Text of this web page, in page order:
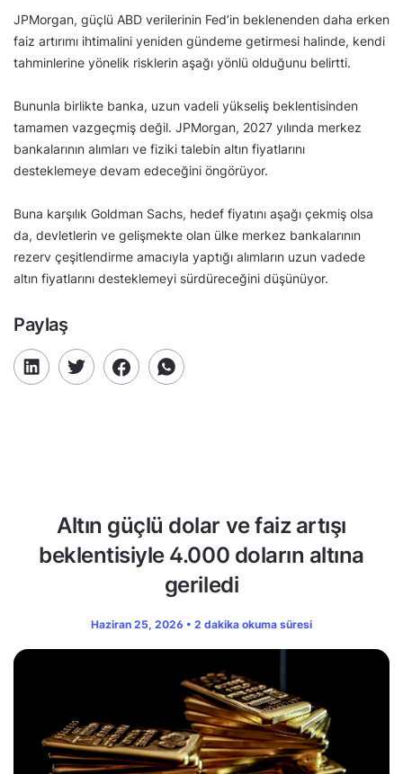
JPMorgan, güçlü ABD verilerinin Fed’in beklenenden daha erken
faiz artırımı ihtimalini yeniden gündeme getirmesi halinde, kendi
tahminlerine yönelik risklerin aşağı yönlü olduğunu belirtti.
Bununla birlikte banka, uzun vadeli yükseliş beklentisinden
tamamen vazgeçmiş değil. JPMorgan, 2027 yılında merkez
bankalarının alımları ve fiziki talebin altın fiyatlarını
desteklemeye devam edeceğini öngörüyor.
Buna karşılık Goldman Sachs, hedef fiyatını aşağı çekmiş olsa
da, devletlerin ve gelişmekte olan ülke merkez bankalarının
rezerv çeşitlendirme amacıyla yaptığı alımların uzun vadede
altın fiyatlarını desteklemeyi sürdüreceğini düşünüyor.
Paylaş
Altın güçlü dolar ve faiz artışı
beklentisiyle 4.000 doların altına
geriledi
Haziran 25, 2026 • 2 dakika okuma süresi